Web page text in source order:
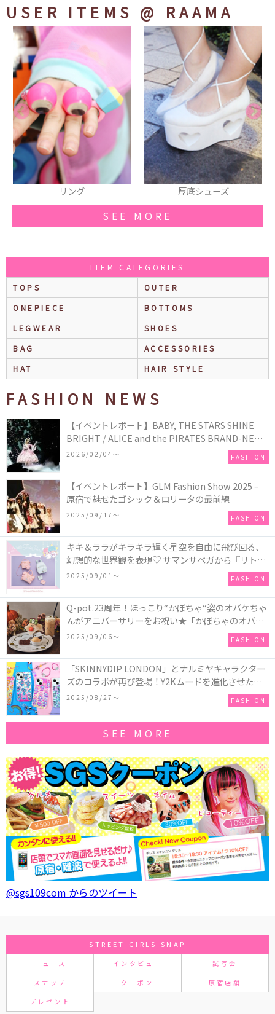
USER ITEMS @ RAAMA
厚底シューズ ワンピース
SEE MORE
ITEM CATEGORIES
TOPS
OUTER
ONEPIECE
BOTTOMS
LEGWEAR
SHOES
BAG
ACCESSORIES
HAT
HAIR STYLE
FASHION NEWS
【イベントレポート】BABY, THE STARS SHINE
BRIGHT / ALICE and the PIRATES BRAND-NEW
COLLECTION in TOKYO
2026/02/04〜 FASHION
【イベントレポート】GLM Fashion Show 2025 –
原宿で魅せたゴシック＆ロリータの最前線
2025/09/17〜 FASHION
キキ＆ララがキラキラ輝く星空を自由に飛び回る、
幻想的な世界観を表現♡ サマンサベガから『リトル
ツインスターズ』50周年アニバーサリーイヤー』を
2025/09/01〜 FASHION
Q-pot.23周年！ほっこり“かぼちゃ“姿のオバケちゃ
んがアニバーサリーをお祝い★「かぼちゃのオバケ
ーキアクセサリー」が新発売！Q-pot CAFE.では
「かぼちゃのオバケーキプレート」も登場
2025/09/06〜 FASHION
「SKINNYDIP LONDON」とナルミヤキャラクター
ズのコラボが再び登場！Y2Kムードを進化させた新
作コレクションを発売♪
2025/08/27〜 FASHION
SEE MORE
@sgs109com からのツイート
STREET GIRLS SNAP
ニュース インタビュー 試写会
スナップ クーポン 原宿店舗
プレゼント